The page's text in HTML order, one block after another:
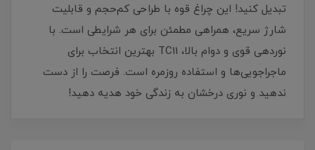
تبدیل کنید! این چراغ قوه با طراحی کم‌حجم و قابلیت
شارژ سریع، همراهی مطمئن برای هر شرایطی است. با
نوردهی قوی و دوام بالا، TC11 بهترین انتخاب برای
ماجراجویی‌ها و استفاده روزمره است. فرصت را از دست
ندهید و نوری درخشان به زندگی خود هدیه دهید!